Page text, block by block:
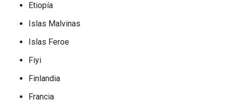
Etiopía
Islas Malvinas
Islas Feroe
Fiyi
Finlandia
Francia